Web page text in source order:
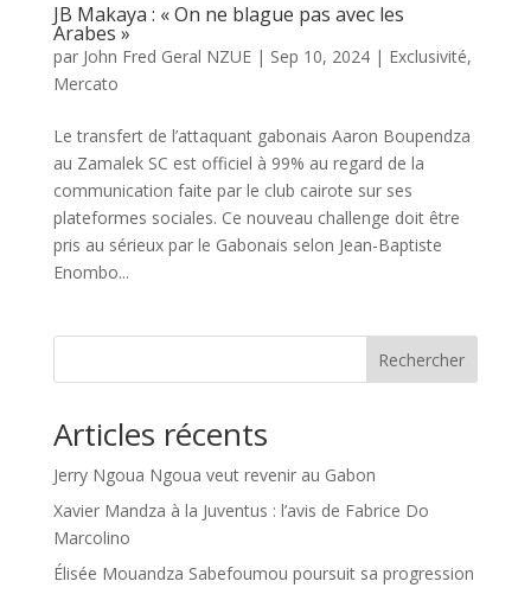
JB Makaya : « On ne blague pas avec les
Arabes »
par John Fred Geral NZUE| Sep 10, 2024| Exclusivité,
Mercato
Le transfert de l’attaquant gabonais Aaron Boupendza
au Zamalek SC est officiel à 99% au regard de la
communication faite par le club cairote sur ses
plateformes sociales. Ce nouveau challenge doit être
pris au sérieux par le Gabonais selon Jean-Baptiste
Enombo...
Rechercher
Articles récents
Jerry Ngoua Ngoua veut revenir au Gabon
Xavier Mandza à la Juventus : l’avis de Fabrice Do
Marcolino
Élisée Mouandza Sabefoumou poursuit sa progression